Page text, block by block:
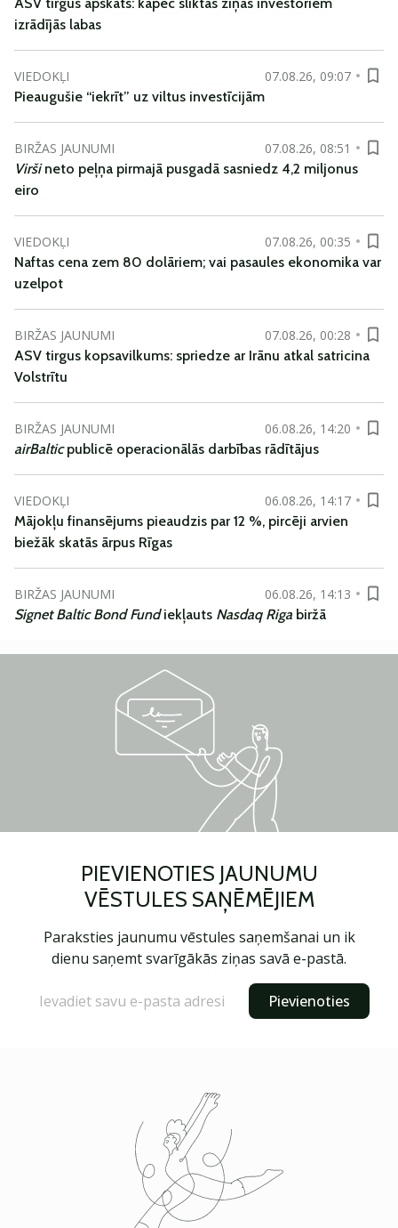
izrādījās labas
VIEDOKĻI
07.08.26, 09:07
Pieaugušie “iekrīt” uz viltus investīcijām
BIRŽAS JAUNUMI
07.08.26, 08:51
Viršineto peļņa pirmajā pusgadā sasniedz 4,2 miljonus
eiro
VIEDOKĻI
07.08.26, 00:35
Naftas cena zem 80 dolāriem; vai pasaules ekonomika var
uzelpot
BIRŽAS JAUNUMI
07.08.26, 00:28
ASV tirgus kopsavilkums: spriedze ar Irānu atkal satricina
Volstrītu
BIRŽAS JAUNUMI
06.08.26, 14:20
airBalticpublicē operacionālās darbības rādītājus
VIEDOKĻI
06.08.26, 14:17
Mājokļu finansējums pieaudzis par 12 %, pircēji arvien
biežāk skatās ārpus Rīgas
BIRŽAS JAUNUMI
06.08.26, 14:13
Signet Baltic Bond Fundiekļauts Nasdaq Riga biržā
PIEVIENOTIES JAUNUMU
VĒSTULES SAŅĒMĒJIEM
Paraksties jaunumu vēstules saņemšanai un ik
dienu saņemt svarīgākās ziņas savā e-pastā.
Pievienoties